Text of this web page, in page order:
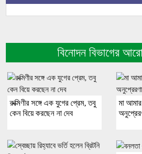
বিনোদন বিভাগের
রুক্মিণীর সঙ্গে এক যুগের প্রেম, তবু
কেন বিয়ে করছেন না দেব
মা